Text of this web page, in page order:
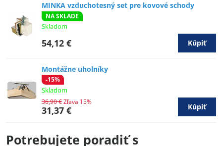
MINKA vzduchotesný set pre kovové schody
NA SKLADE
Skladom
54,12 € Kúpiť
Montážne uholníky
-15%
Skladom
31,37 €
36,90 €Zľava 15%
Kúpiť
Potrebujete poradiť s